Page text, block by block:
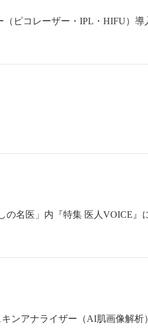
（ピコレーザー・IPL・HIFU）
の名医」内『特集 医人VOICE
ンアナライザー（AI肌画像解析